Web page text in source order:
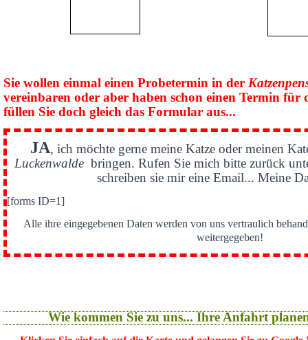
Sie wollen einmal einen Probetermin in der
vereinbaren oder aber haben schon einen Termin für
füllen Sie doch gleich das Formular aus...
JA, ich möchte gerne meine Katze oder meinen
Luckenwaldebringen. Rufen Sie mich bitte zurück
schreiben sie mir eine Email... Meine
[forms ID=1]
Alle ihre eingegebenen Daten werden von uns vertraulich
weitergegeben!
Wie kommen Sie zu uns... Ihre Anfahrt